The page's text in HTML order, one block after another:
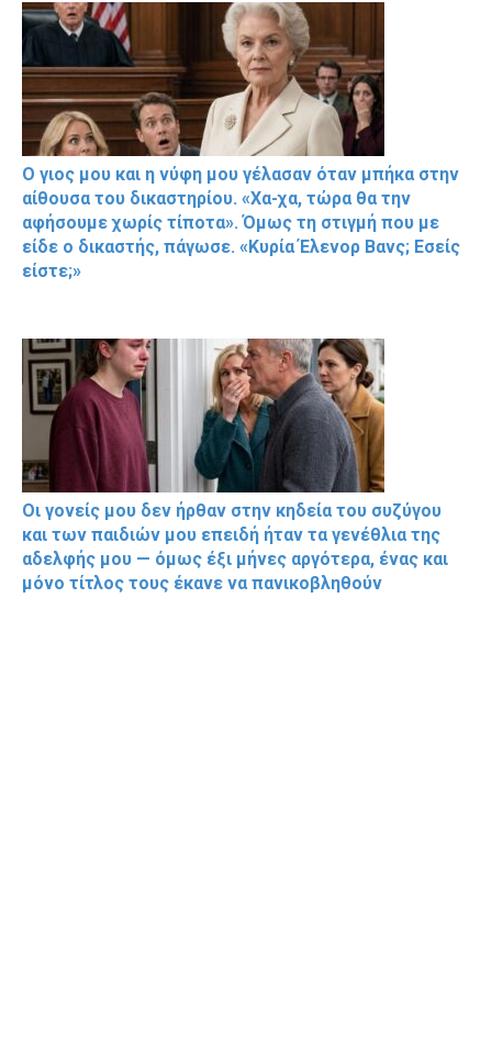
Ο γιος μου και η νύφη μου γέλασαν όταν μπήκα στην
αίθουσα του δικαστηρίου. «Χα-χα, τώρα θα την
αφήσουμε χωρίς τίποτα». Όμως τη στιγμή που με
είδε ο δικαστής, πάγωσε. «Κυρία Έλενορ Βανς; Εσείς
είστε;»
Οι γονείς μου δεν ήρθαν στην κηδεία του συζύγου
και των παιδιών μου επειδή ήταν τα γενέθλια της
αδελφής μου — όμως έξι μήνες αργότερα, ένας και
μόνο τίτλος τους έκανε να πανικοβληθούν